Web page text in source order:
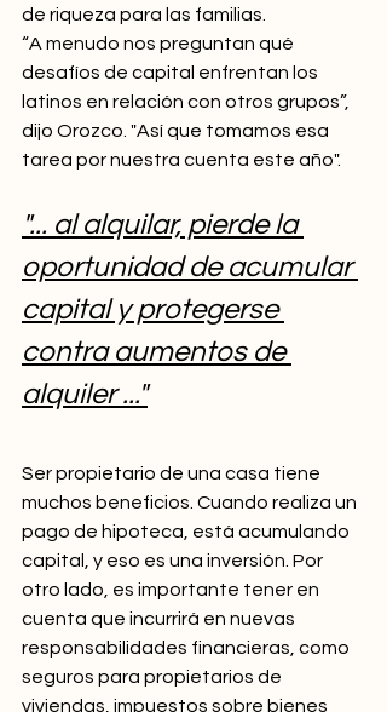
de riqueza para las familias.
“A menudo nos preguntan qué
desafíos de capital enfrentan los
latinos en relación con otros grupos”,
dijo Orozco. "Así que tomamos esa
tarea por nuestra cuenta este año".
"... al alquilar, pierde la
oportunidad de acumular
capital y protegerse
contra aumentos de
alquiler ..."
Ser propietario de una casa tiene
muchos beneficios. Cuando realiza un
pago de hipoteca, está acumulando
capital, y eso es una inversión. Por
otro lado, es importante tener en
cuenta que incurrirá en nuevas
responsabilidades financieras, como
seguros para propietarios de
viviendas, impuestos sobre bienes